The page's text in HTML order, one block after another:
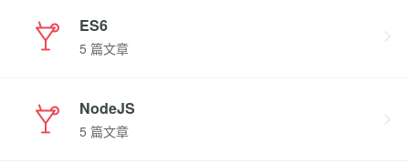
ES6
5 篇文章
NodeJS
5 篇文章